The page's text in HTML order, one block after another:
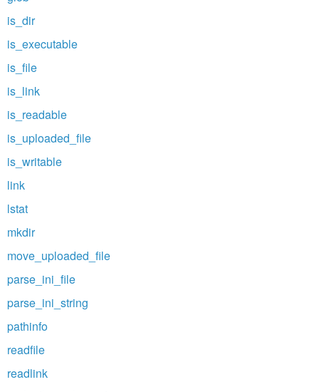
is_dir
is_executable
is_file
is_link
is_readable
is_uploaded_file
is_writable
link
lstat
mkdir
move_uploaded_file
parse_ini_file
parse_ini_string
pathinfo
readfile
readlink